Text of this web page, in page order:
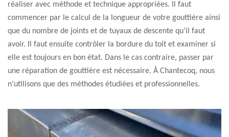
réaliser avec méthode et technique appropriées. Il faut
commencer par le calcul de la longueur de votre gouttière ainsi
que du nombre de joints et de tuyaux de descente qu’il faut
avoir. Il faut ensuite contrôler la bordure du toit et examiner si
elle est toujours en bon état. Dans le cas contraire, passer par
une réparation de gouttière est nécessaire. À Chantecoq, nous
n’utilisons que des méthodes étudiées et professionnelles.